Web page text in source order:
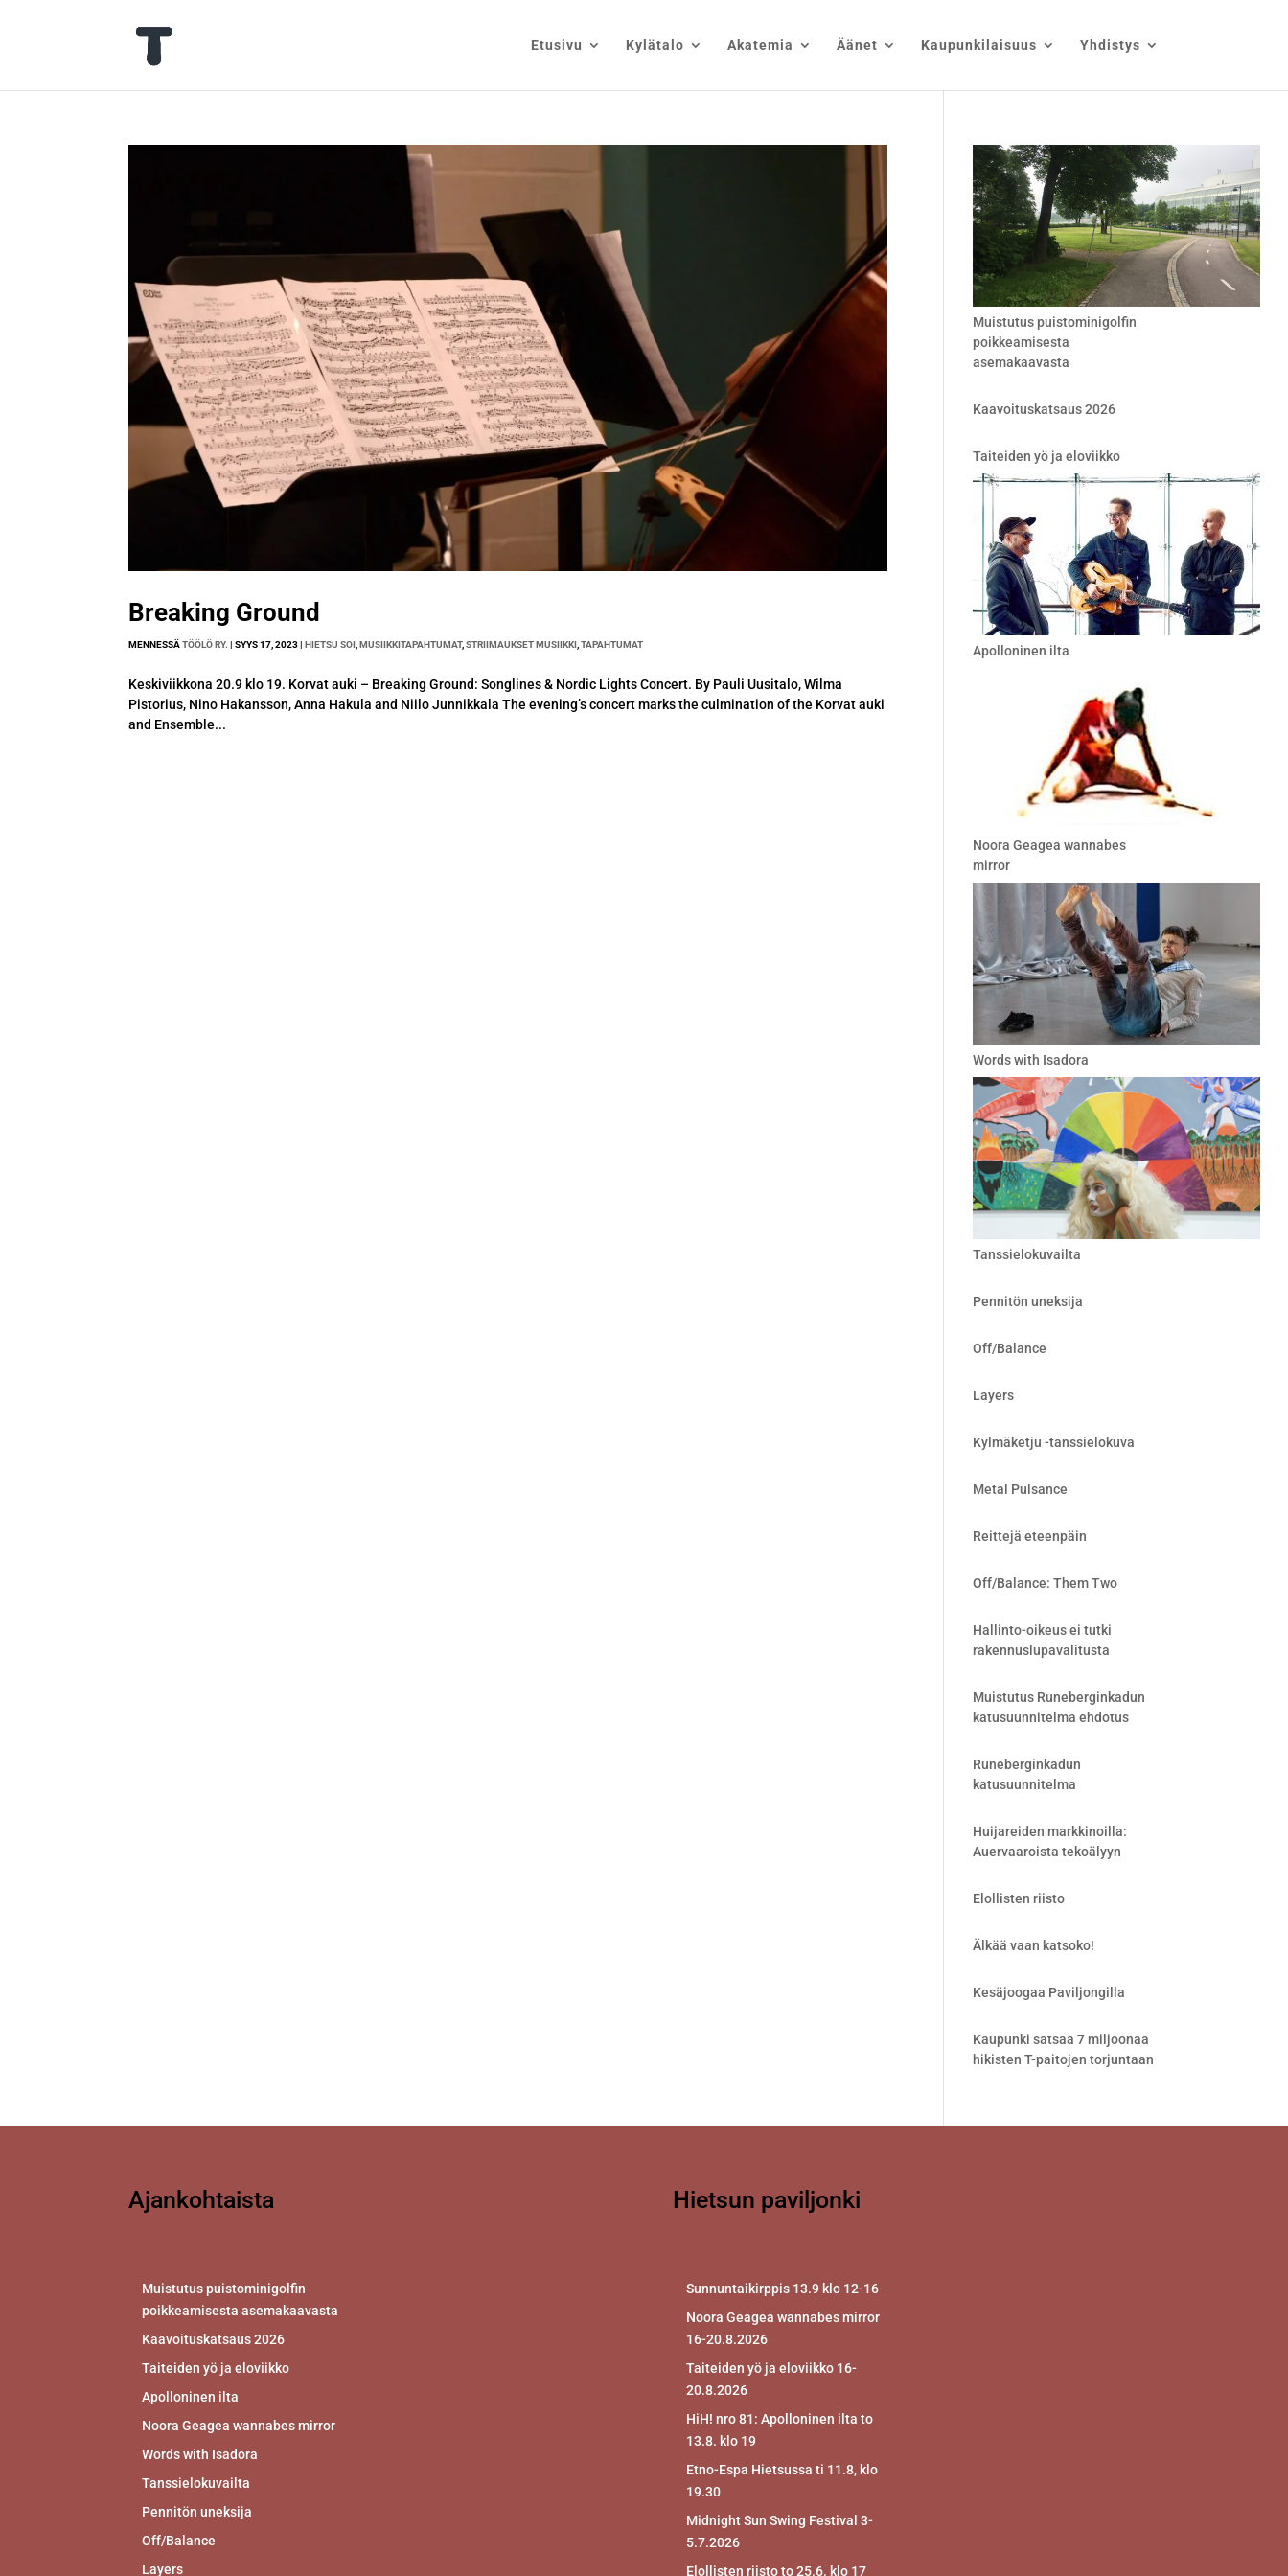
Etusivu Kylätalo Akatemia Äänet Kaupunkilaisuus Yhdistys
Breaking Ground
MENNESSÄTÖÖLÖ RY. |SYYS 17, 2023|HIETSU SOI,MUSIIKKITAPAHTUMAT,STRIIMAUKSET MUSIIKKI,TAPAHTUMAT
Keskiviikkona 20.9 klo 19. Korvat auki – Breaking Ground: Songlines & Nordic Lights Concert. By Pauli Uusitalo, Wilma
Pistorius, Nino Hakansson, Anna Hakula and Niilo Junnikkala The evening’s concert marks the culmination of the Korvat auki
and Ensemble...
Muistutus puistominigolfin
poikkeamisesta
asemakaavasta
Kaavoituskatsaus 2026
Taiteiden yö ja eloviikko
Apolloninen ilta
Noora Geagea wannabes
mirror
Words with Isadora
Tanssielokuvailta
Pennitön uneksija
Off/Balance
Layers
Kylmäketju -tanssielokuva
Metal Pulsance
Reittejä eteenpäin
Off/Balance: Them Two
Hallinto-oikeus ei tutki
rakennuslupavalitusta
Muistutus Runeberginkadun
katusuunnitelma ehdotus
Runeberginkadun
katusuunnitelma
Huijareiden markkinoilla:
Auervaaroista tekoälyyn
Elollisten riisto
Älkää vaan katsoko!
Kesäjoogaa Paviljongilla
Kaupunki satsaa 7 miljoonaa
hikisten T-paitojen torjuntaan
Ajankohtaista
Muistutus puistominigolfin
poikkeamisesta asemakaavasta
Kaavoituskatsaus 2026
Taiteiden yö ja eloviikko
Apolloninen ilta
Noora Geagea wannabes mirror
Words with Isadora
Tanssielokuvailta
Pennitön uneksija
Off/Balance
Layers
Hietsun paviljonki
Sunnuntaikirppis 13.9 klo 12-16
Noora Geagea wannabes mirror
16-20.8.2026
Taiteiden yö ja eloviikko 16-
20.8.2026
HiH! nro 81: Apolloninen ilta to
13.8. klo 19
Etno-Espa Hietsussa ti 11.8, klo
19.30
Midnight Sun Swing Festival 3-
5.7.2026
Elollisten riisto to 25.6. klo 17